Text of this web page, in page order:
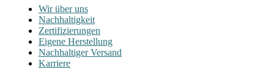
Wir über uns
Nachhaltigkeit
Zertifizierungen
Eigene Herstellung
Nachhaltiger Versand
Karriere